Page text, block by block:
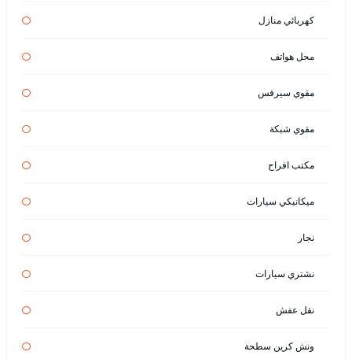
كهربائي منازل
محل هواتف
مقوي سيرفس
مقوي شبكة
مكتب افراح
ميكانيكي سيارات
نجار
نشتري سيارات
نقل عفش
ونش كرين سطحة